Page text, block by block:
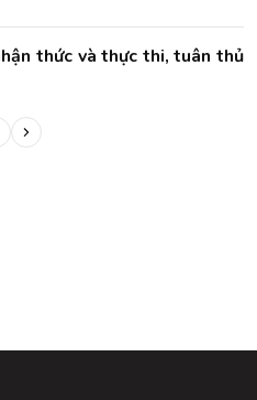
thức và thực thi, tuân thủ